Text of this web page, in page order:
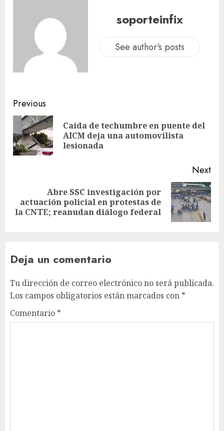
soporteinfix
See author's posts
Previous
Caída de techumbre en puente del
AICM deja una automovilista
lesionada
Next
Abre SSC investigación por
actuación policial en protestas de
la CNTE; reanudan diálogo federal
Deja un comentario
Tu dirección de correo electrónico no será publicada.
Los campos obligatorios están marcados con *
Comentario *